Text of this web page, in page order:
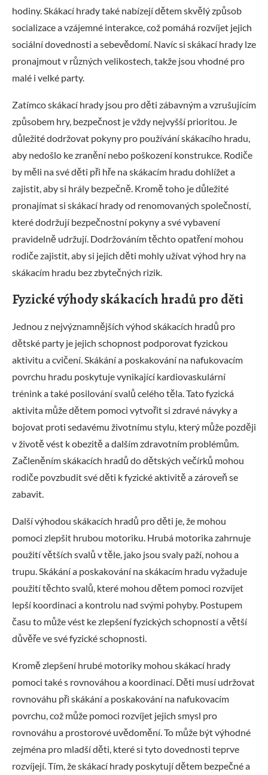
hodiny. Skákací hrady také nabízejí dětem skvělý způsob
socializace a vzájemné interakce, což pomáhá rozvíjet jejich
sociální dovednosti a sebevědomí. Navíc si skákací hrady lze
pronajmout v různých velikostech, takže jsou vhodné pro
malé i velké party.
Zatímco skákací hrady jsou pro děti zábavným a vzrušujícím
způsobem hry, bezpečnost je vždy nejvyšší prioritou. Je
důležité dodržovat pokyny pro používání skákacího hradu,
aby nedošlo ke zranění nebo poškození konstrukce. Rodiče
by měli na své děti při hře na skákacím hradu dohlížet a
zajistit, aby si hrály bezpečně. Kromě toho je důležité
pronajímat si skákací hrady od renomovaných společností,
které dodržují bezpečnostní pokyny a své vybavení
pravidelně udržují. Dodržováním těchto opatření mohou
rodiče zajistit, aby si jejich děti mohly užívat výhod hry na
skákacím hradu bez zbytečných rizik.
Fyzické výhody skákacích hradů pro děti
Jednou z nejvýznamnějších výhod skákacích hradů pro
dětské party je jejich schopnost podporovat fyzickou
aktivitu a cvičení. Skákání a poskakování na nafukovacím
povrchu hradu poskytuje vynikající kardiovaskulární
trénink a také posilování svalů celého těla. Tato fyzická
aktivita může dětem pomoci vytvořit si zdravé návyky a
bojovat proti sedavému životnímu stylu, který může později
v životě vést k obezitě a dalším zdravotním problémům.
Začleněním skákacích hradů do dětských večírků mohou
rodiče povzbudit své děti k fyzické aktivitě a zároveň se
zabavit.
Další výhodou skákacích hradů pro děti je, že mohou
pomoci zlepšit hrubou motoriku. Hrubá motorika zahrnuje
použití větších svalů v těle, jako jsou svaly paží, nohou a
trupu. Skákání a poskakování na skákacím hradu vyžaduje
použití těchto svalů, které mohou dětem pomoci rozvíjet
lepší koordinaci a kontrolu nad svými pohyby. Postupem
času to může vést ke zlepšení fyzických schopností a větší
důvěře ve své fyzické schopnosti.
Kromě zlepšení hrubé motoriky mohou skákací hrady
pomoci také s rovnováhou a koordinací. Děti musí udržovat
rovnováhu při skákání a poskakování na nafukovacím
povrchu, což může pomoci rozvíjet jejich smysl pro
rovnováhu a prostorové uvědomění. To může být výhodné
zejména pro mladší děti, které si tyto dovednosti teprve
rozvíjejí. Tím, že skákací hrady poskytují dětem bezpečné a